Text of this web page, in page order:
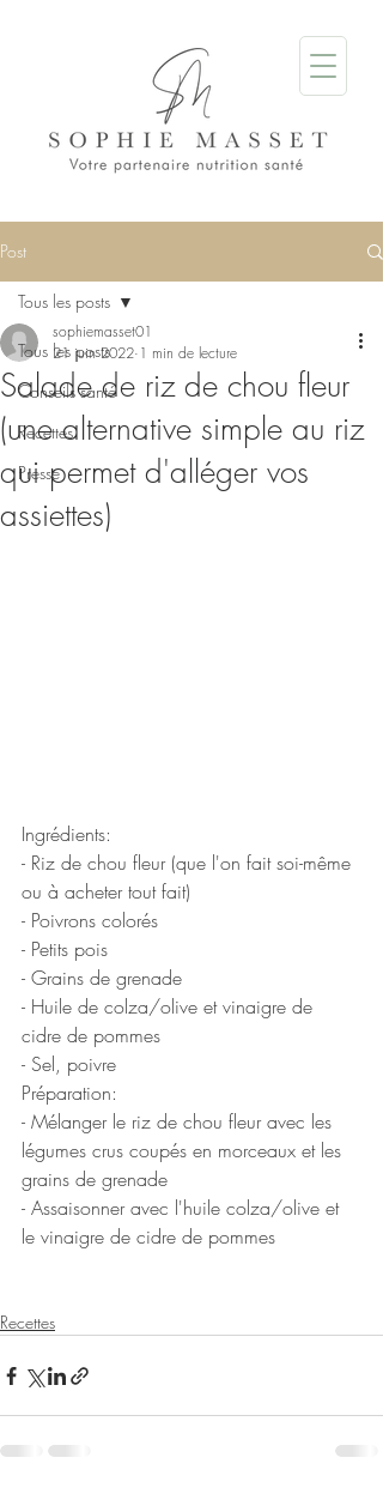
Post
Tous les posts
Conseils santé
Recettes
Presse
Tous les posts
Salade de riz de chou fleur
(une alternative simple au riz
qui permet d'alléger vos
assiettes)
sophiemasset01
21 juin 2022 1 min de lecture
Ingrédients:
- Riz de chou fleur (que l'on fait soi-même
ou à acheter tout fait)
- Poivrons colorés
- Petits pois
- Grains de grenade
- Huile de colza/olive et vinaigre de
cidre de pommes
- Sel, poivre
Préparation:
- Mélanger le riz de chou fleur avec les
légumes crus coupés en morceaux et les
grains de grenade
- Assaisonner avec l'huile colza/olive et
le vinaigre de cidre de pommes
Recettes